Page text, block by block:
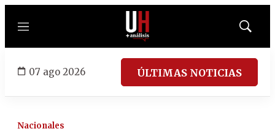
Menú
Mostrar
07 ago 2026 ÚLTIMAS NOTICIAS
Nacionales